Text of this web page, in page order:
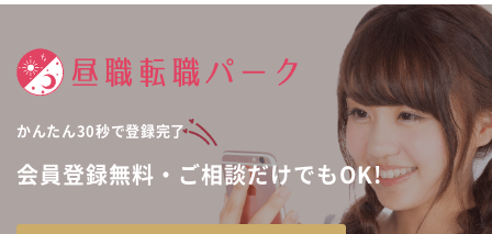
かんたん30秒で登録完了
会員登録無料・ご相談だけでもOK!